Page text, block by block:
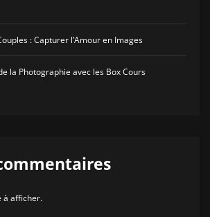
: Capturer l’Amour en Images
la Photographie avec les Box Cours
à afficher.